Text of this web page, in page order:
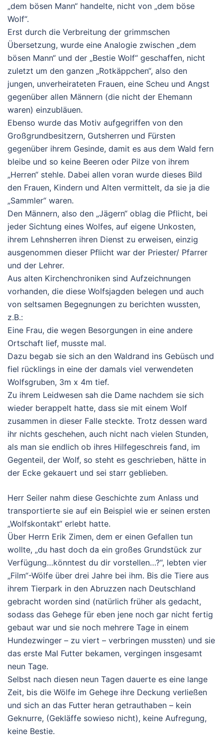
„dem bösen Mann“ handelte, nicht von „dem böse
Wolf“.
Erst durch die Verbreitung der grimmschen
Übersetzung, wurde eine Analogie zwischen „dem
bösen Mann“ und der „Bestie Wolf“ geschaffen, nicht
zuletzt um den ganzen „Rotkäppchen“, also den
jungen, unverheirateten Frauen, eine Scheu und Angst
gegenüber allen Männern (die nicht der Ehemann
waren) einzubläuen.
Ebenso wurde das Motiv aufgegriffen von den
Großgrundbesitzern, Gutsherren und Fürsten
gegenüber ihrem Gesinde, damit es aus dem Wald fern
bleibe und so keine Beeren oder Pilze von ihrem
„Herren“ stehle. Dabei allen voran wurde dieses Bild
den Frauen, Kindern und Alten vermittelt, da sie ja die
„Sammler“ waren.
Den Männern, also den „Jägern“ oblag die Pflicht, bei
jeder Sichtung eines Wolfes, auf eigene Unkosten,
ihrem Lehnsherren ihren Dienst zu erweisen, einzig
ausgenommen dieser Pflicht war der Priester/ Pfarrer
und der Lehrer.
Aus alten Kirchenchroniken sind Aufzeichnungen
vorhanden, die diese Wolfsjagden belegen und auch
von seltsamen Begegnungen zu berichten wussten,
z.B.:
Eine Frau, die wegen Besorgungen in eine andere
Ortschaft lief, musste mal.
Dazu begab sie sich an den Waldrand ins Gebüsch und
fiel rücklings in eine der damals viel verwendeten
Wolfsgruben, 3m x 4m tief.
Zu ihrem Leidwesen sah die Dame nachdem sie sich
wieder berappelt hatte, dass sie mit einem Wolf
zusammen in dieser Falle steckte. Trotz dessen ward
ihr nichts geschehen, auch nicht nach vielen Stunden,
als man sie endlich ob ihres Hilfegeschreis fand, im
Gegenteil, der Wolf, so steht es geschrieben, hätte in
der Ecke gekauert und sei starr geblieben.
Herr Seiler nahm diese Geschichte zum Anlass und
transportierte sie auf ein Beispiel wie er seinen ersten
„Wolfskontakt“ erlebt hatte.
Über Herrn Erik Zimen, dem er einen Gefallen tun
wollte, „du hast doch da ein großes Grundstück zur
Verfügung…könntest du dir vorstellen…?“, lebten vier
„Film“-Wölfe über drei Jahre bei ihm. Bis die Tiere aus
ihrem Tierpark in den Abruzzen nach Deutschland
gebracht worden sind (natürlich früher als gedacht,
sodass das Gehege für eben jene noch gar nicht fertig
gebaut war und sie noch mehrere Tage in einem
Hundezwinger – zu viert – verbringen mussten) und sie
das erste Mal Futter bekamen, vergingen insgesamt
neun Tage.
Selbst nach diesen neun Tagen dauerte es eine lange
Zeit, bis die Wölfe im Gehege ihre Deckung verließen
und sich an das Futter heran getrauthaben – kein
Geknurre, (Gekläffe sowieso nicht), keine Aufregung,
keine Bestie.